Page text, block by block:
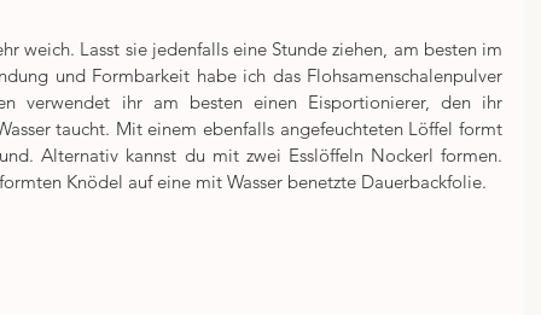
weich. Lasst sie jedenfalls eine Stunde ziehen, am besten im
und Formbarkeit habe ich das Flohsamenschalenpulver
verwendet ihr am besten einen Eisportionierer, den ihr
taucht. Mit einem ebenfalls angefeuchteten Löffel formt
Alternativ kannst du mit zwei Esslöffeln Nockerl formen.
Knödel auf eine mit Wasser benetzte Dauerbackfolie.